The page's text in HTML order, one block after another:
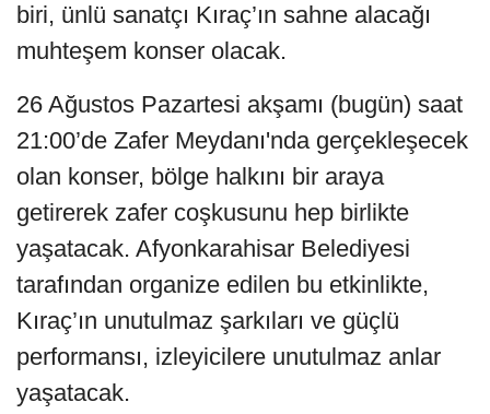
biri, ünlü sanatçı Kıraç’ın sahne alacağı
muhteşem konser olacak.
26 Ağustos Pazartesi akşamı (bugün) saat
21:00’de Zafer Meydanı'nda gerçekleşecek
olan konser, bölge halkını bir araya
getirerek zafer coşkusunu hep birlikte
yaşatacak. Afyonkarahisar Belediyesi
tarafından organize edilen bu etkinlikte,
Kıraç’ın unutulmaz şarkıları ve güçlü
performansı, izleyicilere unutulmaz anlar
yaşatacak.